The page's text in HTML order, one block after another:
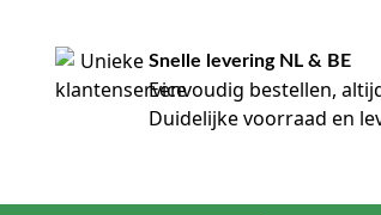
Snelle levering NL & BE
Eenvoudig bestellen,
Duidelijke voorraad en